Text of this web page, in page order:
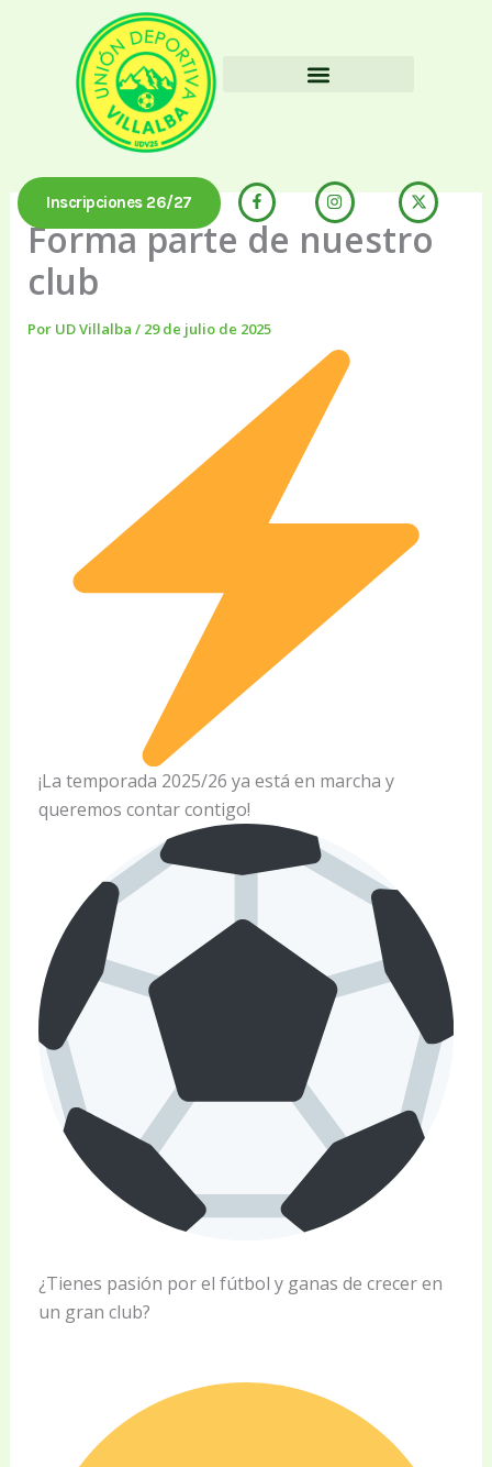
contenido
Inscripciones 26/27
Forma parte de nuestro
club
Por UD Villalba / 29 de julio de 2025
¡La temporada 2025/26 ya está en marcha y
queremos contar contigo!
¿Tienes pasión por el fútbol y ganas de crecer en
un gran club?